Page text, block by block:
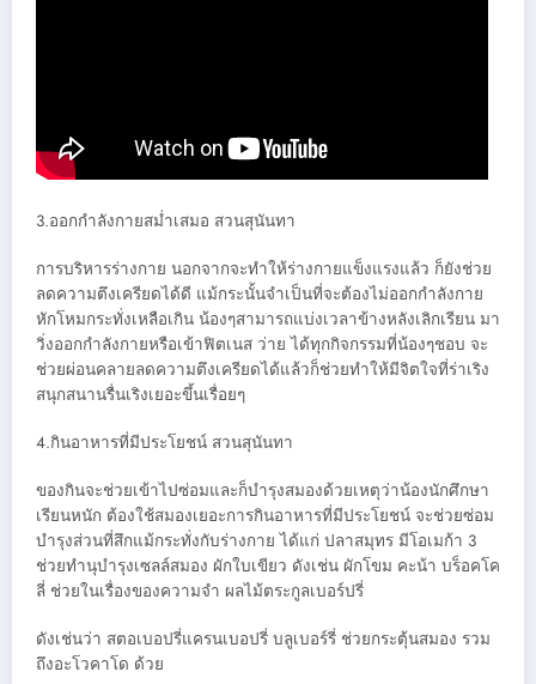
3.ออกกำลังกายสม่ำเสมอ สวนสุนันทา
การบริหารร่างกาย นอกจากจะทำให้ร่างกายแข็งแรงแล้ว ก็ยังช่วย
ลดความตึงเครียดได้ดี แม้กระนั้นจำเป็นที่จะต้องไม่ออกกำลังกาย
หักโหมกระทั่งเหลือเกิน น้องๆสามารถแบ่งเวลาข้างหลังเลิกเรียน มา
วิ่งออกกำลังกายหรือเข้าฟิตเนส ว่าย ได้ทุกกิจกรรมที่น้องๆชอบ จะ
ช่วยผ่อนคลายลดความตึงเครียดได้แล้วก็ช่วยทำให้มีจิตใจที่ร่าเริง
สนุกสนานรื่นเริงเยอะขึ้นเรื่อยๆ
4.กินอาหารที่มีประโยชน์ สวนสุนันทา
ของกินจะช่วยเข้าไปซ่อมและก็บำรุงสมองด้วยเหตุว่าน้องนักศึกษา
เรียนหนัก ต้องใช้สมองเยอะการกินอาหารที่มีประโยชน์ จะช่วยซ่อม
บำรุงส่วนที่สึกแม้กระทั่งกับร่างกาย ได้แก่ ปลาสมุทร มีโอเมก้า 3
ช่วยทำนุบำรุงเซลล์สมอง ผักใบเขียว ดังเช่น ผักโขม คะน้า บร็อคโค
ลี่ ช่วยในเรื่องของความจำ ผลไม้ตระกูลเบอร์ปรี่
ดังเช่นว่า สตอเบอปรี่แครนเบอปรี่ บลูเบอร์รี่ ช่วยกระตุ้นสมอง รวม
ถึงอะโวคาโด ด้วย